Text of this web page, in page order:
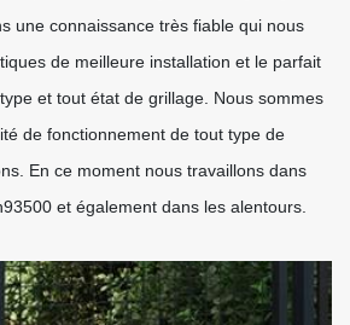
une connaissance très fiable qui nous
de meilleure installation et le parfait
et tout état de grillage. Nous sommes
de fonctionnement de tout type de
En ce moment nous travaillons dans
et également dans les alentours.